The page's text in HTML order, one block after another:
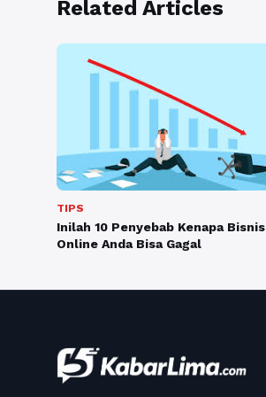
Related Articles
TIPS
Inilah 10 Penyebab Kenapa Bisnis
Online Anda Bisa Gagal